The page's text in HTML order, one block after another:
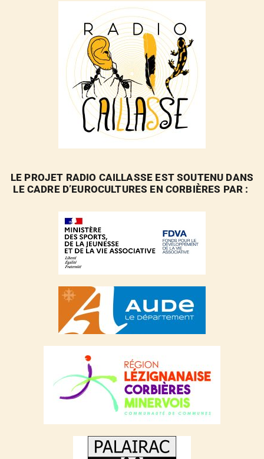
LE PROJET RADIO CAILLASSE EST SOUTENU DANS
LE CADRE D’EUROCULTURES EN CORBIÈRES PAR :